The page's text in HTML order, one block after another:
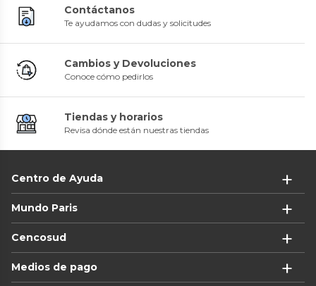
Contáctanos
Te ayudamos con dudas y solicitudes
Cambios y Devoluciones
Conoce cómo pedirlos
Tiendas y horarios
Revisa dónde están nuestras tiendas
Centro de Ayuda
Mundo Paris
Cencosud
Medios de pago